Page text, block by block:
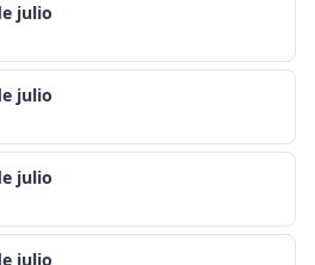
julio
julio
julio
julio